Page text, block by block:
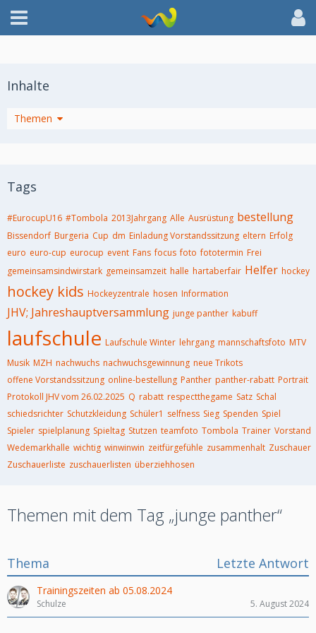
Inhalte
Themen
Tags
#EurocupU16 #Tombola 2013Jahrgang Alle Ausrüstung bestellung
Bissendorf Burgeria Cup dm Einladung Vorstandssitzung eltern Erfolg
euro euro-cup eurocup event Fans focus foto fototermin Frei
gemeinsamsindwirstark gemeinsamzeit halle hartaberfair Helfer hockey
hockey kids Hockeyzentrale hosen Information
JHV; Jahreshauptversammlung junge panther kabuff
laufschule Laufschule Winter lehrgang mannschaftsfoto MTV
Musik MZH nachwuchs nachwuchsgewinnung neue Trikots
offene Vorstandssitzung online-bestellung Panther panther-rabatt Portrait
Protokoll JHV vom 26.02.2025 Q rabatt respectthegame Satz Schal
schiedsrichter Schutzkleidung Schüler1 selfness Sieg Spenden Spiel
Spieler spielplanung Spieltag Stutzen teamfoto Tombola Trainer Vorstand
Wedemarkhalle wichtig winwinwin zeitfürgefühle zusammenhalt Zuschauer
Zuschauerliste zuschauerlisten überziehhosen
Themen mit dem Tag „junge panther“
Thema Letzte Antwort
Trainingszeiten ab 05.08.2024
Schulze 5. August 2024